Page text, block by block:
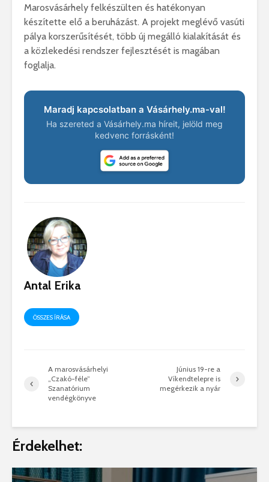
Marosvásárhely felkészülten és hatékonyan
készítette elő a beruházást. A projekt meglévő vasúti
pálya korszerűsítését, több új megálló kialakítását és
a közlekedési rendszer fejlesztését is magában
foglalja.
Maradj kapcsolatban a Vásárhely.ma-val!
Ha szereted a Vásárhely.ma híreit, jelöld meg
kedvenc forrásként!
Antal Erika
ÖSSZES ÍRÁSA
A marosvásárhelyi
„Czakó-féle”
Szanatórium
vendégkönyve
Június 19-re a
Víkendtelepre is
megérkezik a nyár
Érdekelhet: